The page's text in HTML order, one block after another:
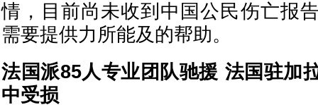
情，目前尚未收到中国公民伤亡报
需要提供力所能及的帮助。
法国派85人专业团队驰援 法国驻加
中受损